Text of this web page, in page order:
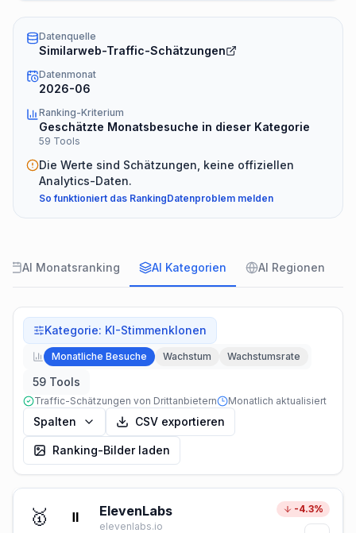
Datenquelle
Similarweb-Traffic-Schätzungen
Datenmonat
2026-06
Ranking-Kriterium
Geschätzte Monatsbesuche in dieser Kategorie
59 Tools
Die Werte sind Schätzungen, keine offiziellen
Analytics-Daten.
So funktioniert das RankingDatenproblem melden
AI Monatsranking AI Kategorien AI Regionen
Kategorie: KI-Stimmenklonen
Monatliche Besuche Wachstum Wachstumsrate
59 Tools
Traffic-Schätzungen von Drittanbietern Monatlich aktualisiert
Spalten CSV exportieren
Ranking-Bilder laden
🥇 ElevenLabs
elevenlabs.io
-4.3%